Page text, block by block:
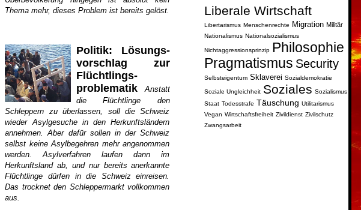
Liberale Wirtschaft
Libertarismus Menschenrechte Migration Militär
Nationalismus Nationalsozialismus
Nichtaggressionsprinzip Philosophie
Pragmatismus Security
Selbsteigentum Sklaverei Sozialdemokratie
Soziale Ungleichheit Soziales Sozialismus
Staat Todesstrafe Täuschung Utilitarismus
Vegan Wirtschaftsfreiheit Zivildienst Zivilschutz
Zwangsarbeit
Thema mehr, dieses Problem ist bereits gelöst.
Politik: Lösungs­
vorschlag zur
Flüchtlings­
problematik
Anstatt
die Flüchtlinge den
Schleppern zu überlassen, soll die Schweiz
wieder Asylgesuche in den Herkunftsländern
annehmen. Aber dafür sollen in der Schweiz
selbst keine Asylbegehren mehr angenommen
werden. Asylverfahren laufen dann im
Herkunftsland ab, und nur bereits anerkannte
Flüchtlinge dürfen in die Schweiz einreisen.
Das trocknet den Schleppermarkt vollkommen
aus.